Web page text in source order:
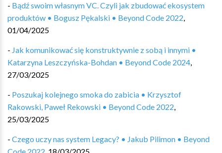
- Bądź swoim własnym VC. Czyli jak zbudować ekosystem
produktów • Bogusz Pękalski • Beyond Code 2022,
01/04/2025
- Jak komunikować się konstruktywnie z sobą i innymi •
Katarzyna Leszczyńska-Bohdan • Beyond Code 2024,
27/03/2025
- Poszukaj kolejnego smoka do zabicia • Krzysztof
Rakowski, Paweł Rekowski • Beyond Code 2022,
25/03/2025
- Czego uczy nas system Legacy? • Jakub Pilimon • Beyond